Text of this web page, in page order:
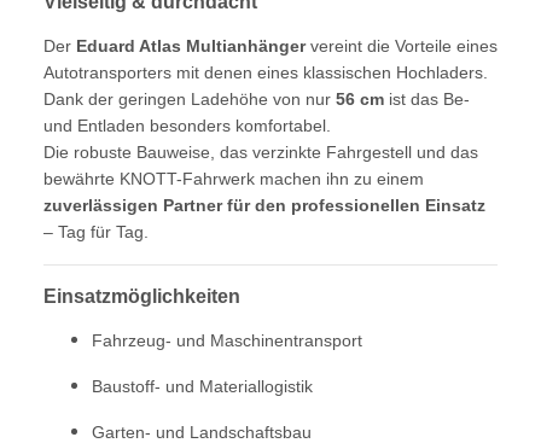
Der Eduard Atlas Multianhängervereint die Vorteile eines
Autotransporters mit denen eines klassischen Hochladers.
Dank der geringen Ladehöhe von nur 56 cm ist das Be-
und Entladen besonders komfortabel.
Die robuste Bauweise, das verzinkte Fahrgestell und das
bewährte KNOTT-Fahrwerk machen ihn zu einem
zuverlässigen Partner für den professionellen Einsatz
– Tag für Tag.
Einsatzmöglichkeiten
Fahrzeug- und Maschinen­transport
Baustoff- und Materiallogistik
Garten- und Landschaftsbau